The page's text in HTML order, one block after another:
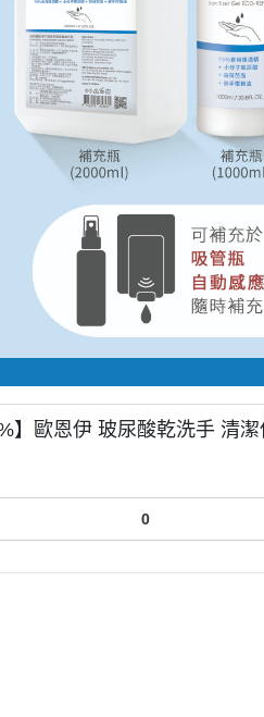
】歐恩伊 玻尿酸乾洗手 清